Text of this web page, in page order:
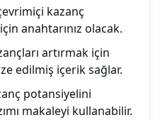
kazanç
anahtarınız olacak.
artırmak için
edilmiş içerik sağlar.
potansiyelini
makaleyi kullanabilir.